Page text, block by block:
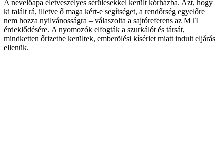
A nevelőapa életveszélyes sérülésekkel került kórházba. Azt, hogy
ki talált rá, illetve ő maga kért-e segítséget, a rendőrség egyelőre
nem hozza nyilvánosságra – válaszolta a sajtóreferens az MTI
érdeklődésére. A nyomozók elfogták a szurkálót és társát,
mindketten őrizetbe kerültek, emberölési kísérlet miatt indult eljárás
ellenük.